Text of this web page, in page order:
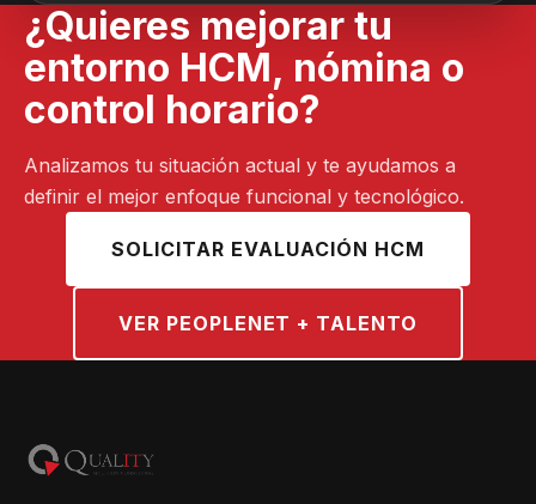
¿Quieres mejorar tu
entorno HCM, nómina o
control horario?
Analizamos tu situación actual y te ayudamos a
definir el mejor enfoque funcional y tecnológico.
SOLICITAR EVALUACIÓN HCM
VER PEOPLENET + TALENTO